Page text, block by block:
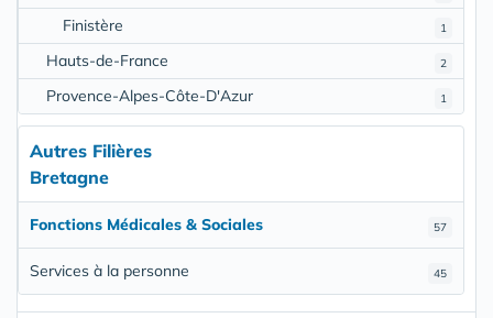
1
Finistère
2
Hauts-de-France
1
Provence-Alpes-Côte-D'Azur
Autres Filières
Bretagne
57
Fonctions Médicales & Sociales
45
Services à la personne